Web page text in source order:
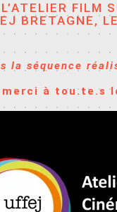
FILM
BRETAGNE,
la séquence
merci à tou.te.s